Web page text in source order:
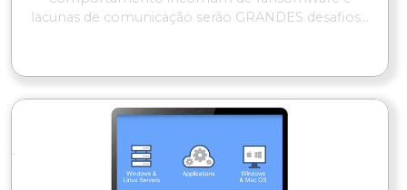
lacunas de comunicação serão GRANDES desafios...